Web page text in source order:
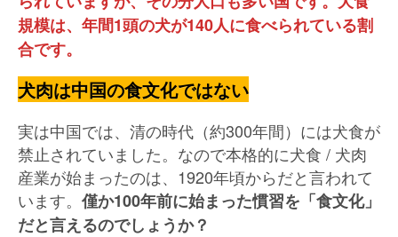
規模は、年間1頭の犬が140人に食べられている割
合です。
犬肉は中国の食文化ではない
実は中国では、清の時代（約300年間）には犬食が
禁止されていました。なので本格的に犬食 / 犬肉
産業が始まったのは、1920年頃からだと言われて
います。 僅か100年前に始まった慣習を「食文化」
だと言えるのでしょうか？